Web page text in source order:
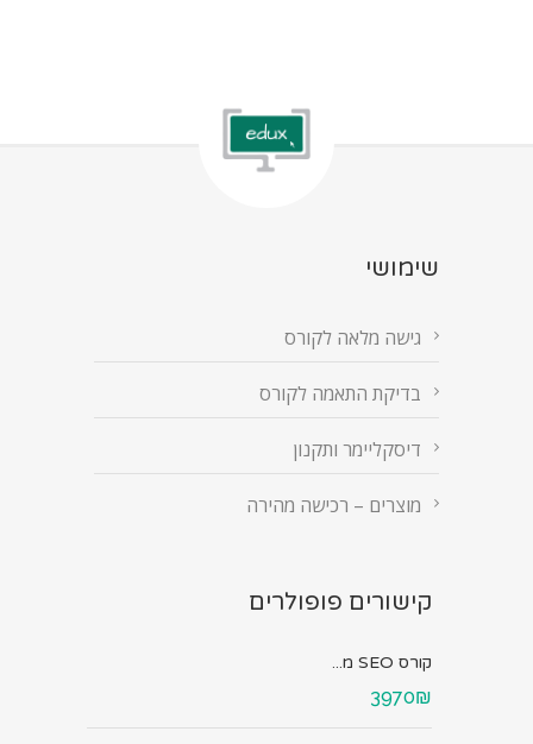
שימושי
גישה מלאה לקורס
בדיקת התאמה לקורס
דיסקליימר ותקנון
מוצרים – רכישה מהירה
קישורים פופולרים
קורס SEO מ...
3970₪